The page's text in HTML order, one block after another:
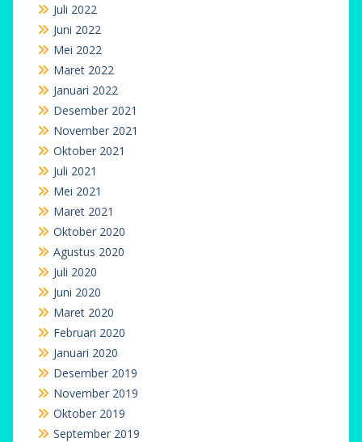
Juli 2022
Juni 2022
Mei 2022
Maret 2022
Januari 2022
Desember 2021
November 2021
Oktober 2021
Juli 2021
Mei 2021
Maret 2021
Oktober 2020
Agustus 2020
Juli 2020
Juni 2020
Maret 2020
Februari 2020
Januari 2020
Desember 2019
November 2019
Oktober 2019
September 2019